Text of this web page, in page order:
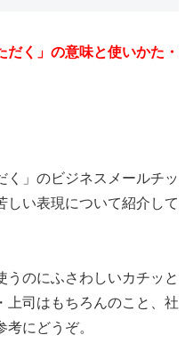
く」の意味と使いかた・
く」のビジネスメールチッ
しい表現について紹介して
うのにふさわしいカチッと
上司はもちろんのこと、社
にどうぞ。